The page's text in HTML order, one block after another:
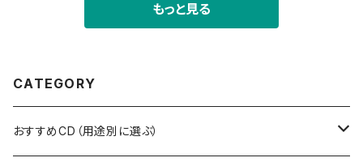
もっと見る
CATEGORY
おすすめCD（用途別に選ぶ）